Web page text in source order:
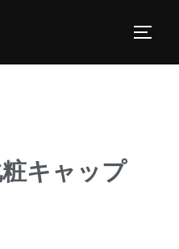
キャップ